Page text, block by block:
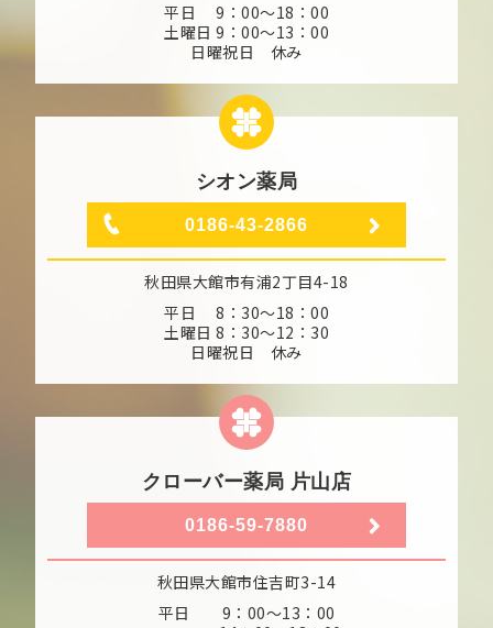
平日 9：00～18：00
土曜日 9：00～13：00
日曜祝日 休み
シオン薬局
0186-43-2866
秋田県大館市有浦2丁目4-18
平日 8：30～18：00
土曜日 8：30～12：30
日曜祝日 休み
クローバー薬局 片山店
0186-59-7880
秋田県大館市住吉町3-14
平日 9：00～13：00